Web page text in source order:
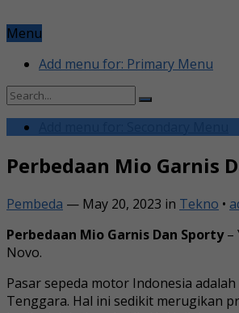
Menu
Add menu for: Primary Menu
Perbedaan Mio Garnis
Pembeda — May 20, 2023 in Tekno •
Perbedaan Mio Garnis Dan Sporty–
Novo.
Pasar sepeda motor Indonesia
Tenggara. Hal ini sedikit merugikan